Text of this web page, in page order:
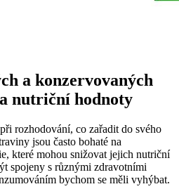
a konzervovaných
nutriční hodnoty
rozhodování, co zařadit do svého
jsou často bohaté na
které mohou snižovat jejich nutriční
spojeny s různými zdravotními
bychom se měli vyhýbat.